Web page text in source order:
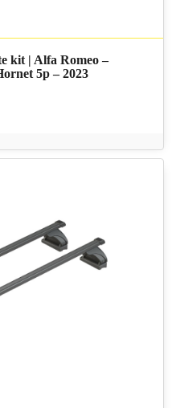
kit | Alfa Romeo –
5p – 2023